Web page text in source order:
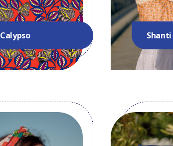
Calypso Shanti